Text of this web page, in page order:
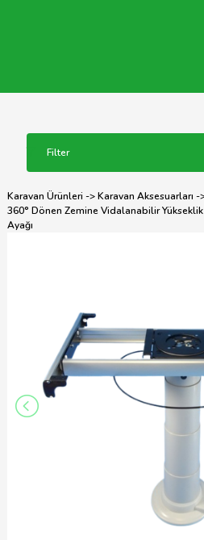
Filter
Karavan Ürünleri ->Karavan Aksesuarları -
360° Dönen Zemine Vidalanabilir
Ayağı